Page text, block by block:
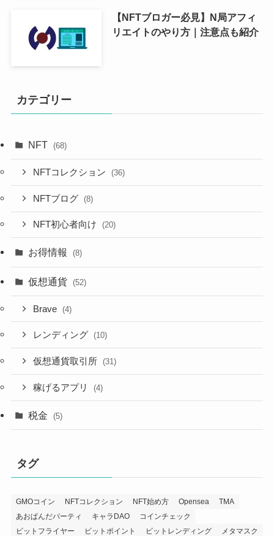
【NFTブロガー必見】N局アフィ
リエイトのやり方｜注意点も紹介
カテゴリー
NFT (68)
NFTコレクション (36)
NFTブログ (8)
NFT初心者向け (20)
お得情報 (8)
仮想通貨 (52)
Brave (4)
レンディング (10)
仮想通貨取引所 (31)
稼げるアプリ (4)
税金 (5)
タグ
GMOコイン NFTコレクション NFT始め方 Opensea
TMA
あおぱんだパーティ
キャラDAO
コインチェック
ビットフライヤー
ビットポイント ビットレンディング
メタマスク